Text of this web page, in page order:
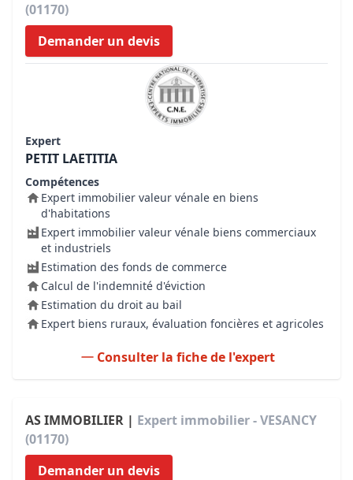
(01170)
Demander un devis
Expert
PETIT LAETITIA
Compétences
Expert immobilier valeur vénale en biens
d'habitations
Expert immobilier valeur vénale biens commerciaux
et industriels
Estimation des fonds de commerce
Calcul de l'indemnité d'éviction
Estimation du droit au bail
Expert biens ruraux, évaluation foncières et agricoles
Consulter la fiche de l'expert
AS IMMOBILIER | Expert immobilier - VESANCY
(01170)
Demander un devis